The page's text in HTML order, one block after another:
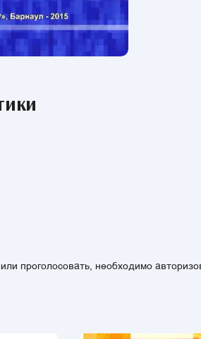
проголосовать, необходимо